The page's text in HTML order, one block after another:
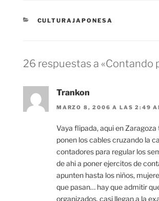
CATEGORÍAS
CULTURAJAPONESA
26 respuestas a «Contando
Trankon
MARZO 8, 2006 A LAS 2:49
Vaya flipada, aqui en Zaragoza
ponen los cables cruzando la
contadores para regular los
de ahi a poner ejercitos de
apunten hasta los niños,
que pasan… hay que admitir
organizados, casi llegan a la